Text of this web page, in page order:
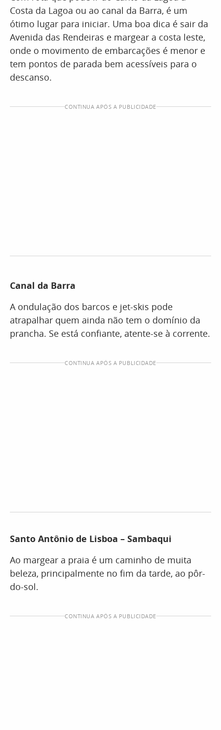
Costa da Lagoa ou ao canal da Barra, é um
ótimo lugar para iniciar. Uma boa dica é sair da
Avenida das Rendeiras e margear a costa leste,
onde o movimento de embarcações é menor e
tem pontos de parada bem acessíveis para o
descanso.
CONTINUA APÓS A PUBLICIDADE
Canal da Barra
A ondulação dos barcos e jet-skis pode
atrapalhar quem ainda não tem o domínio da
prancha. Se está confiante, atente-se à corrente.
CONTINUA APÓS A PUBLICIDADE
Santo Antônio de Lisboa – Sambaqui
Ao margear a praia é um caminho de muita
beleza, principalmente no fim da tarde, ao pôr-
do-sol.
CONTINUA APÓS A PUBLICIDADE